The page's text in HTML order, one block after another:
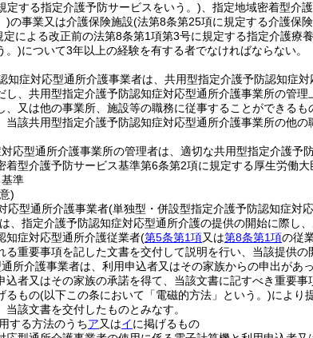
定する指定介護予防サービスをいう。) 、指定地域密着型介
)の事業又は介護保険施設(法第8条第25項に規定する介護保
定による改正前の法第8条第1項第3号に規定する指定介護療
。)について3年以上の経験を有する者でなければならない。
知症対応型通所介護事業者は、共用型指定介護予防認知症
し、共用型指定介護予防認知症対応型通所介護事業所の管
、又は他の事業所、施設等の職務に従事することができるも
当該共用型指定介護予防認知症対応型通所介護事業所の他
応型通所介護事業所の管理者は、適切な共用型指定介護
着型介護予防サービス基準第6条第2項に規定する厚生労働
準
)
応型通所介護事業者(単独型・併設型指定介護予防認知症対
は、指定介護予防認知症対応型通所介護の提供の開始に際し
知症対応型通所介護従業者(第5条第1項又は第8条第1項の従
る重要事項を記した文書を交付して説明を行い、当該提供
所介護事業者は、利用申込者又はその家族からの申出があ
込者又はその家族の承諾を得て、当該文書に記すべき重要
るもの(以下この条において「電磁的方法」という。)により
該文書を交付したものとみなす。
する方法のうちア又はイに掲げるもの